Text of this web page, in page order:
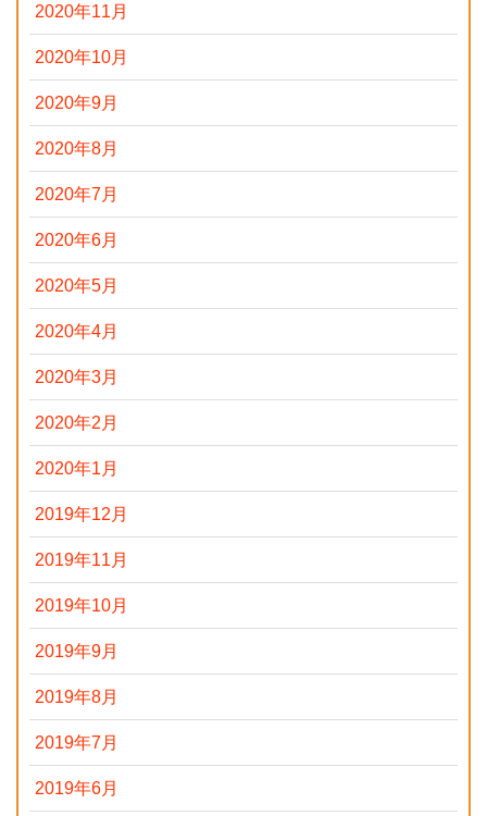
2020年11月
2020年10月
2020年9月
2020年8月
2020年7月
2020年6月
2020年5月
2020年4月
2020年3月
2020年2月
2020年1月
2019年12月
2019年11月
2019年10月
2019年9月
2019年8月
2019年7月
2019年6月